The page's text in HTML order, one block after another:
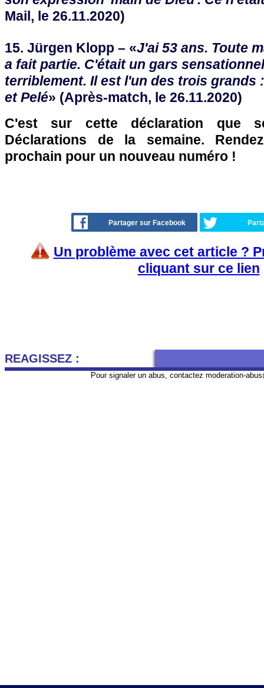
Mail, le 26.11.2020)
15. Jürgen Klopp – «J'ai 53 ans. Toute
a fait partie. C'était un gars
terriblement. Il est l'un des trois grands
et Pelé» (Après-match, le 26.11.2020)
C'est sur cette déclaration que
Déclarations de la semaine.
prochain pour un nouveau numéro !
Partager sur Facebook
Un problème avec cet article ?
cliquant sur ce lien
REAGISSEZ :
Pour signaler un abus, contactez moderation-